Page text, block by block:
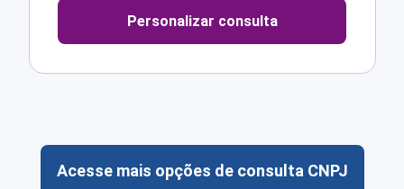
Personalizar consulta
Acesse mais opções de consulta CNPJ